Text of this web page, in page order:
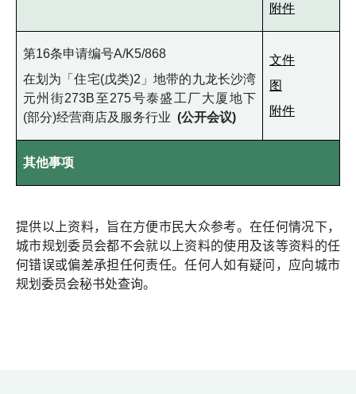
附件
第16条申请编号A/K5/868
在划为「住宅(戊类)2」地带的九龙长沙湾
元州街273B至275号泰盛工厂大厦地下
(部分)经营商店及服务行业 (公开会议)
文件
图
附件
其他事项
提供以上资料，旨在方便市民大众参考。在任何情况下，
城市规划委员会都不会就以上资料的使用及该等资料的任
何错误或偏差承担任何责任。任何人如有疑问，应向城市
规划委员会秘书处查询。